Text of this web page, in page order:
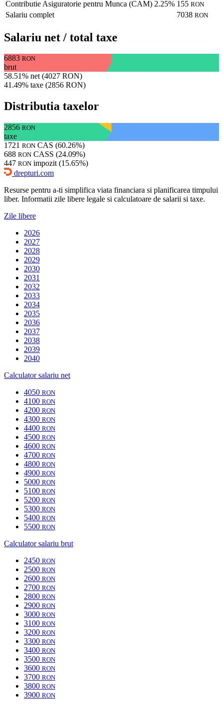
Contributie Asiguratorie pentru Munca (CAM) 2.25% 155 RON
Salariu complet 7038 RON
Salariu net / total taxe
6883 RON
brut
58.51% net (4027 RON)
41.49% taxe (2856 RON)
Distributia taxelor
2856 RON
taxe
1721 RON CAS (60.26%)
688 RON CASS (24.09%)
447 RON impozit (15.65%)
drepturi.com
Resurse pentru a-ti simplifica viata financiara si planificarea timpului
liber. Informatii zile libere legale si calculatoare de salarii si taxe.
Zile libere
2026
2027
2028
2029
2030
2031
2032
2033
2034
2035
2036
2037
2038
2039
2040
Calculator salariu net
4050 RON
4100 RON
4200 RON
4300 RON
4400 RON
4500 RON
4600 RON
4700 RON
4800 RON
4900 RON
5000 RON
5100 RON
5200 RON
5300 RON
5400 RON
5500 RON
Calculator salariu brut
2450 RON
2500 RON
2600 RON
2700 RON
2800 RON
2900 RON
3000 RON
3100 RON
3200 RON
3300 RON
3400 RON
3500 RON
3600 RON
3700 RON
3800 RON
3900 RON